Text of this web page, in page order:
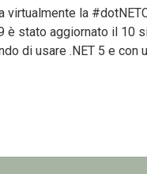
virtualmente la
stato aggiornato il 10
di usare .NET 5 e con